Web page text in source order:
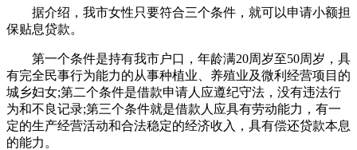
据介绍，我市女性只要符合三个条件，就可以申请小额担
保贴息贷款。
第一个条件是持有我市户口，年龄满20周岁至50周岁，具
有完全民事行为能力的从事种植业、养殖业及微利经营项目的
城乡妇女;第二个条件是借款申请人应遵纪守法，没有违法行
为和不良记录;第三个条件就是借款人应具有劳动能力，有一
定的生产经营活动和合法稳定的经济收入，具有偿还贷款本息
的能力。